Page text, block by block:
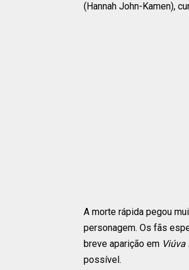
(Hannah John-Kamen),
A morte rápida pegou
personagem. Os fãs
breve aparição em Viúva
possível.